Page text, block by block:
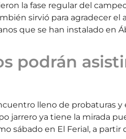
la fase regular del
sirvió para agradecer el
que se han instalado en
podrán
lleno de probaturas
jarrero ya tiene la mirada
sábado en El Ferial, a partir